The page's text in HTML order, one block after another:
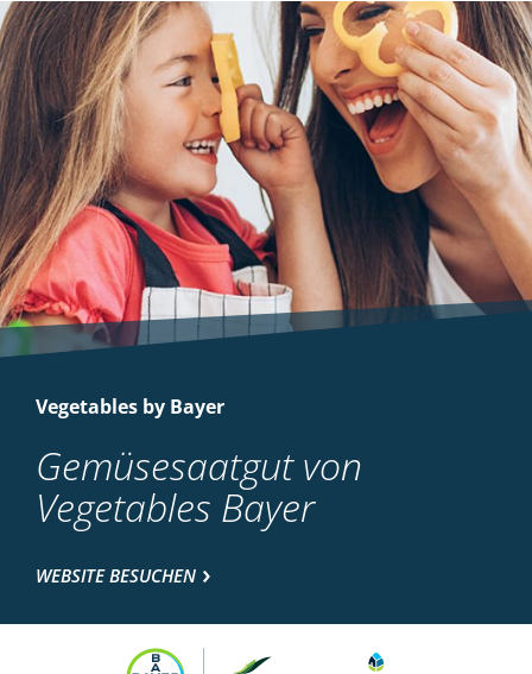
Vegetables by Bayer
Gemüsesaatgut von
Vegetables Bayer
WEBSITE BESUCHEN